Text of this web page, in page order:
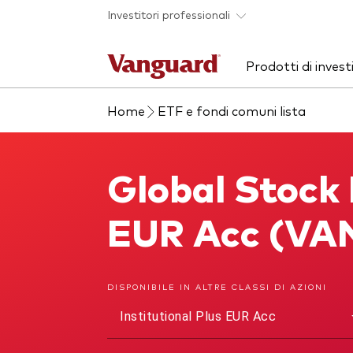
Skip to main content
Investitori professionali
Prodotti di
Visualizza i nostri
prodotti per categorie
ETF
Fondi indicizzati
Azionario
Obbligazionario
Approfondimenti
Advice
Chi siamo
Home ETF e fondi comuni lista
Global
EUR Acc
DISPONIBILE IN ALTRE CLASSI DI AZIONI
Institutional Plus EUR Acc